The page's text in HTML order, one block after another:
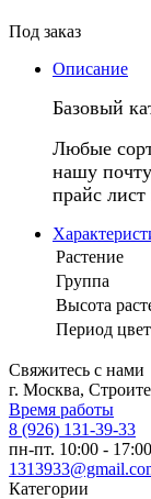
Под заказ
Описание
Базовый
Любые
нашу
прайс
Растение
Группа
Высота
Период
Свяжитесь с нами
г. Москва,
Время работы
8 (926) 131-39-33
пн-пт. 10:00 - 17:00
Категории